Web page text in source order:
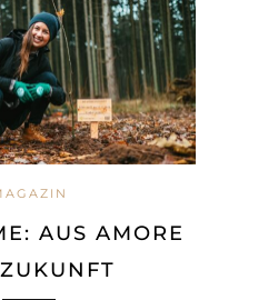
AUS AMORE